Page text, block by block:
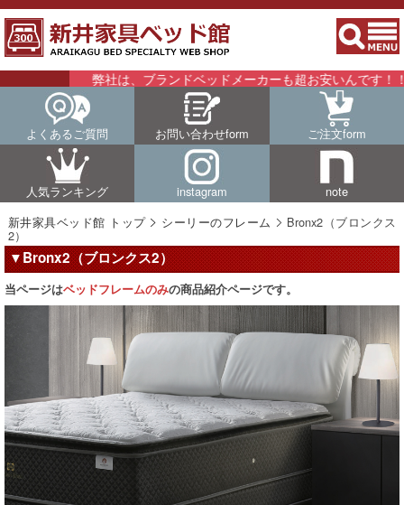
弊社は、ブランドベッドメーカーも超お安いんです！！詳細
よくあるご質問 お問い合わせform ご注文form
人気ランキング instagram
note
新井家具ベッド館 トップ
シーリーのフレーム Bronx2（ブロンクス
2）
▼Bronx2（ブロンクス2）
当ページはベッドフレームのみの商品紹介ページです。